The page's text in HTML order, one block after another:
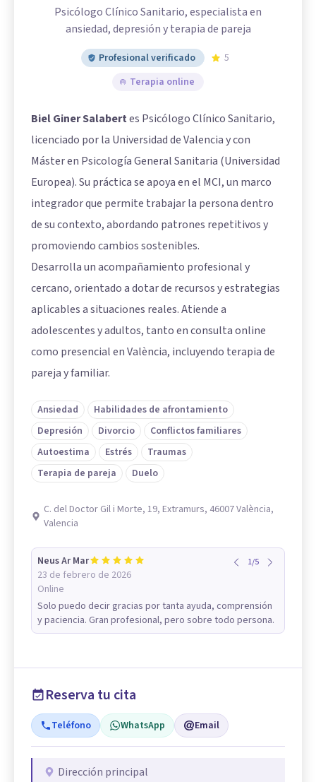
Psicólogo Clínico Sanitario, especialista en
ansiedad, depresión y terapia de pareja
Profesional verificado
5
Terapia online
Biel Giner Salabertes Psicólogo Clínico Sanitario,
licenciado por la Universidad de Valencia y con
Máster en Psicología General Sanitaria (Universidad
Europea). Su práctica se apoya en el MCI, un marco
integrador que permite trabajar la persona dentro
de su contexto, abordando patrones repetitivos y
promoviendo cambios sostenibles.
Desarrolla un acompañamiento profesional y
cercano, orientado a dotar de recursos y estrategias
aplicables a situaciones reales. Atiende a
adolescentes y adultos, tanto en consulta online
como presencial en València, incluyendo terapia de
pareja y familiar.
Ansiedad
Habilidades de afrontamiento
Depresión
Divorcio
Conflictos familiares
Autoestima
Estrés
Traumas
Terapia de pareja
Duelo
C. del Doctor Gil i Morte, 19, Extramurs, 46007 València,
Valencia
Neus Ar Mar
23 de febrero de 2026
Online
1/5
Solo puedo decir gracias por tanta ayuda, comprensión
y paciencia. Gran profesional, pero sobre todo persona.
Reserva tu cita
Teléfono WhatsApp Email
Dirección principal